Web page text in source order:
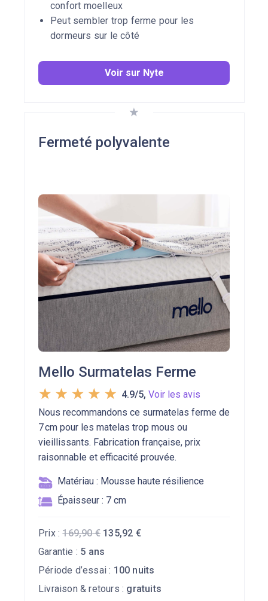
confort moelleux
Peut sembler trop ferme pour les
dormeurs sur le côté
Voir sur Nyte
Fermeté polyvalente
Mello Surmatelas Ferme
Nous recommandons ce surmatelas ferme de
7 cm pour les matelas trop mous ou
vieillissants. Fabrication française, prix
raisonnable et efficacité prouvée.
Matériau : Mousse haute résilience
Épaisseur : 7 cm
4.9/5, Voir les avis
Prix :169,90€ 135,92 €
Période d’essai : 100 nuits
Garantie : 5 ans
Livraison & retours : gratuits